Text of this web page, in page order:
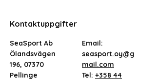
Kontaktuppgifter
SeaSport Ab
Ölandsvägen
196, 07370
Pellinge
Email:
seasport.oy@g
mail.com
Tel: +358 44